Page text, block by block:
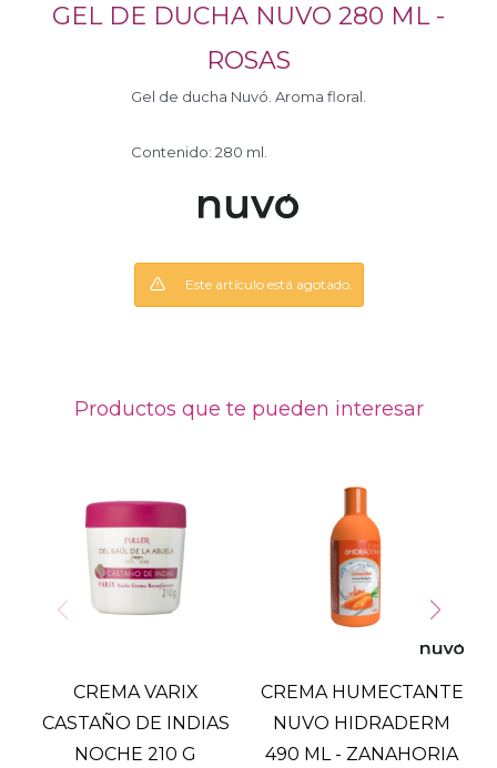
GEL DE DUCHA NUVO 280 ML -
ROSAS
Gel de ducha Nuvó. Aroma floral.
Contenido: 280 ml.
Este artículo está agotado.
Productos que te pueden interesar
CREMA VARIX
CASTAÑO DE INDIAS
NOCHE 210 G
CREMA HUMECTANTE
NUVO HIDRADERM
490 ML - ZANAHORIA